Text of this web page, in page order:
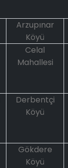
Arzupınar
Köyü
Celal
Mahallesi
Derbentçi
Köyü
Gökdere
Köyü